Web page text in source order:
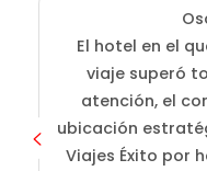
El hotel en el
viaje superó
atención, el
ubicación
Viajes Éxito por